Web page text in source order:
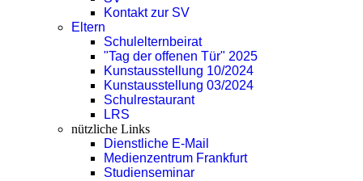
Kontakt zur SV
Eltern
Schulelternbeirat
"Tag der offenen Tür" 2025
Kunstausstellung 10/2024
Kunstausstellung 03/2024
Schulrestaurant
LRS
nützliche Links
Dienstliche E-Mail
Medienzentrum Frankfurt
Studienseminar